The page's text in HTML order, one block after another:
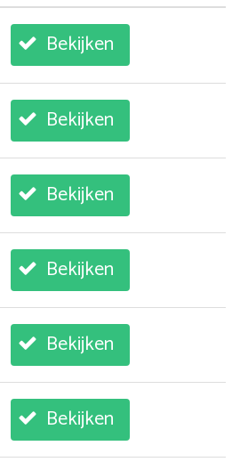
Bekijken
Bekijken
Bekijken
Bekijken
Bekijken
Bekijken